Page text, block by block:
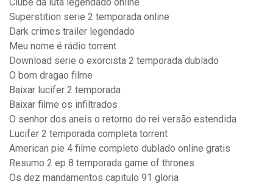
Clube da luta legendado online
Superstition serie 2 temporada online
Dark crimes trailer legendado
Meu nome é rádio torrent
Download serie o exorcista 2 temporada dublado
O bom dragao filme
Baixar lucifer 2 temporada
Baixar filme os infiltrados
O senhor dos aneis o retorno do rei versão estendida
Lucifer 2 temporada completa torrent
American pie 4 filme completo dublado online gratis
Resumo 2 ep 8 temporada game of thrones
Os dez mandamentos capitulo 91 gloria